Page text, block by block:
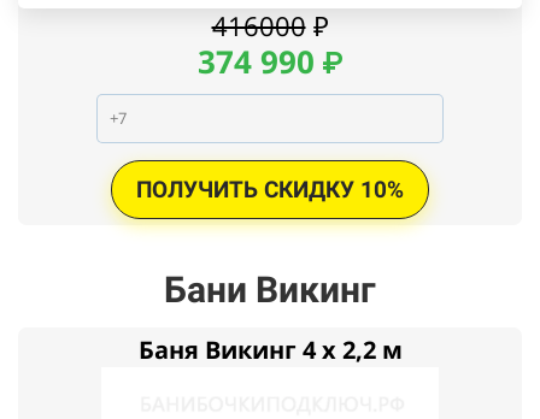
416000 ₽
374990 ₽
ПОЛУЧИТЬ СКИДКУ 10%
Бани Викинг
Баня Викинг 4 x 2,2 м